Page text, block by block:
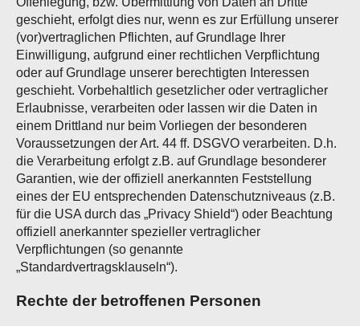
geschieht, erfolgt dies nur, wenn es zur Erfüllung unserer
(vor)vertraglichen Pflichten, auf Grundlage Ihrer
Einwilligung, aufgrund einer rechtlichen Verpflichtung
oder auf Grundlage unserer berechtigten Interessen
geschieht. Vorbehaltlich gesetzlicher oder vertraglicher
Erlaubnisse, verarbeiten oder lassen wir die Daten in
einem Drittland nur beim Vorliegen der besonderen
Voraussetzungen der Art. 44 ff. DSGVO verarbeiten. D.h.
die Verarbeitung erfolgt z.B. auf Grundlage besonderer
Garantien, wie der offiziell anerkannten Feststellung
eines der EU entsprechenden Datenschutzniveaus (z.B.
für die USA durch das „Privacy Shield“) oder Beachtung
offiziell anerkannter spezieller vertraglicher
Verpflichtungen (so genannte
„Standardvertragsklauseln“).
Rechte der betroffenen Personen